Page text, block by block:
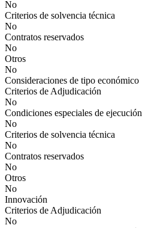
No
Criterios de solvencia técnica
No
Contratos reservados
No
Otros
No
Consideraciones de tipo económico
Criterios de Adjudicación
No
Condiciones especiales de ejecución
No
Criterios de solvencia técnica
No
Contratos reservados
No
Otros
No
Innovación
Criterios de Adjudicación
No